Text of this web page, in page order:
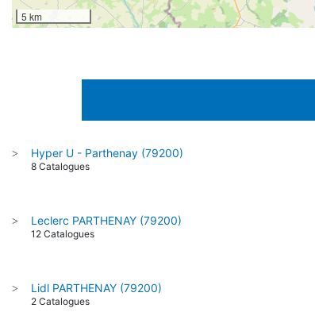
5 km
> Hyper U - Parthenay (79200)
8 Catalogues
> Leclerc PARTHENAY (79200)
12 Catalogues
> Lidl PARTHENAY (79200)
2 Catalogues